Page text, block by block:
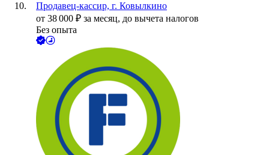
Продавец-кассир, г. Ковылкино
от 38 000 ₽ за месяц, до вычета налогов
Без опыта